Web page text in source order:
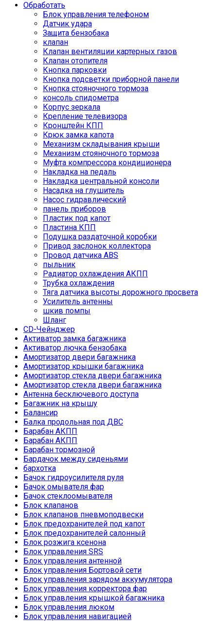
Обработать
Блок управления телефоном
Датчик удара
Защита бензобака
клапан
Клапан вентиляции картерных газов
Клапан отопителя
Кнопка парковки
Кнопка подсветки приборной панели
Кнопка стояночного тормоза
консоль спидометра
Корпус зеркала
Крепление телевизора
Кронштейн КПП
Крюк замка капота
Механизм складывания крыши
Механизм стояночного тормоза
Муфта компрессора кондиционера
Накладка на педаль
Накладка центральной консоли
Насадка на глушитель
Насос гидравлический
панель приборов
Пластик под капот
Пластина КПП
Подушка раздаточной коробки
Привод заслонок коллектора
Провод датчика ABS
пыльник
Радиатор охлаждения АКПП
Трубка охлаждения
Тяга датчика высоты дорожного просвета
Усилитель антенны
шкив помпы
Шланг
CD-Чейнджер
Активатор замка багажника
Активатор лючка бензобака
Амортизатор двери багажника
Амортизатор крышки багажника
Амортизатор стекла двери багажника
Амортизатор стекла двери багажника
Антенна бесключевого доступа
Багажник на крышу
Балансир
Балка продольная под ДВС
Барабан АКПП
Барабан АКПП
Барабан тормозной
Бардачок между сиденьями
бархотка
Бачок гидроусилителя руля
Бачок омывателя фар
Бачок стеклоомывателя
Блок клапанов
Блок клапанов пневмоподвески
Блок предохранителей под капот
Блок предохранителей салонный
Блок розжига ксенона
Блок управления SRS
Блок управления антенной
Блок управления Бортовой сети
Блок управления зарядом аккумулятора
Блок управления корректора фар
Блок управления крышкой багажника
Блок управления люком
Блок управления навигацией